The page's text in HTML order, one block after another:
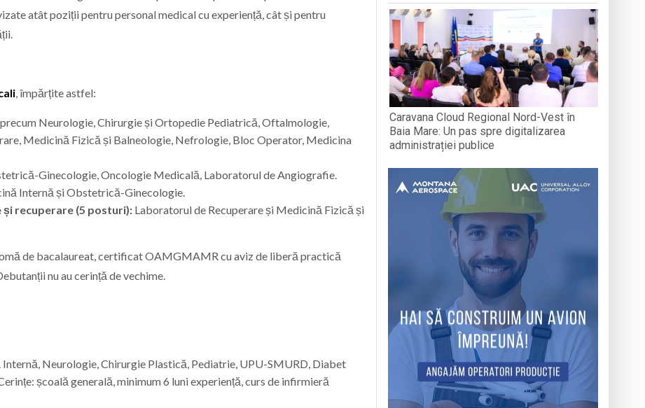
atât poziții pentru personal medical cu experiență, cât și pentru
, împărțite astfel:
Neurologie, Chirurgie și Ortopedie Pediatrică, Oftalmologie,
Medicină Fizică și Balneologie, Nefrologie, Bloc Operator, Medicina
Ginecologie, Oncologie Medicală, Laboratorul de Angiografie.
Internă și Obstetrică-Ginecologie.
recuperare (5 posturi): Laboratorul de Recuperare și Medicină Fizică și
de bacalaureat, certificat OAMGMAMR cu aviz de liberă practică
nu au cerință de vechime.
Neurologie, Chirurgie Plastică, Pediatrie, UPU-SMURD, Diabet
școală generală, minimum 6 luni experiență, curs de infirmieră
Caravana Cloud Regional Nord-Vest în
Baia Mare: Un pas spre digitalizarea
administrației publice